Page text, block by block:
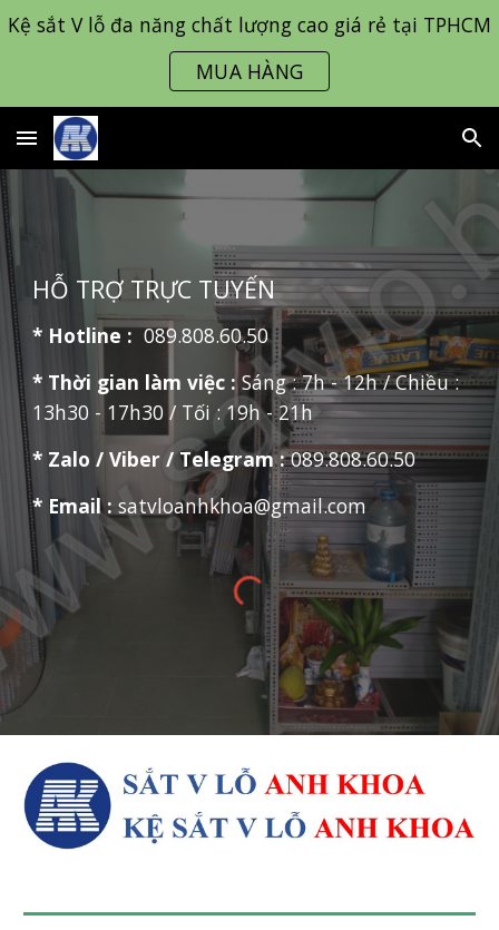
Skip to main content Skip to navigation
Kệ sắt V lỗ đa năng chất lượng cao giá rẻ tại TPHCM
MUA HÀNG
HỖ TRỢ TRỰC TUYẾN
* Hotline :089.808.60.50
* Thời gian làm việc :Sáng : 7h - 12h / Chiều :
13h30 - 17h30 / Tối : 19h - 21h
* Zalo / Viber / Telegram:089.808.60.50
* Email :satvloanhkhoa@gmail.com